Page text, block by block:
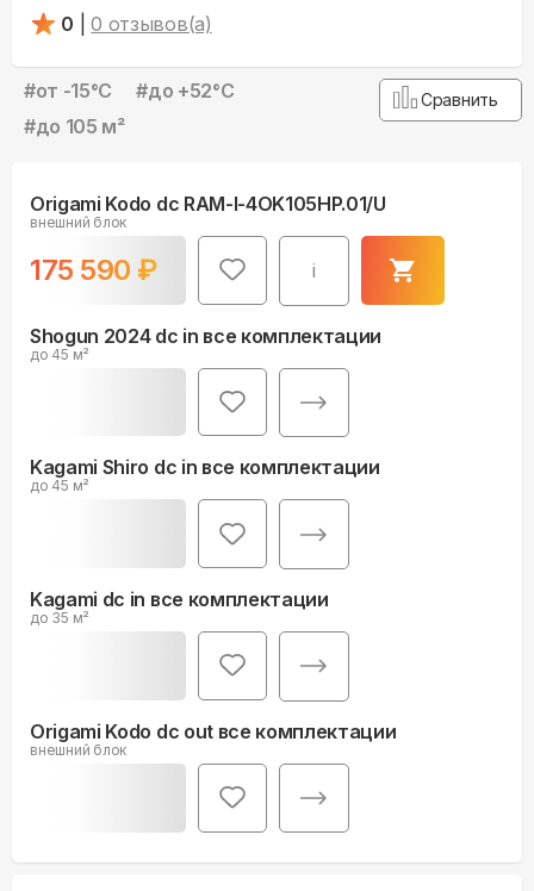
0
0 отзывов(а)
#от -15°С #до +52°С
#до 105 м²
Сравнить
Origami Kodo dc RAM-I-4OK105HP.01/U
внешний блок
175 590 ₽ i
Shogun 2024 dc in все комплектации
до 45 м²
Kagami Shiro dc in все комплектации
до 45 м²
Kagami dc in все комплектации
до 35 м²
Origami Kodo dc out все комплектации
внешний блок